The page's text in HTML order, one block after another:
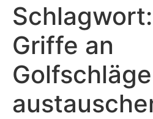
Schlagwort:
Griffe an